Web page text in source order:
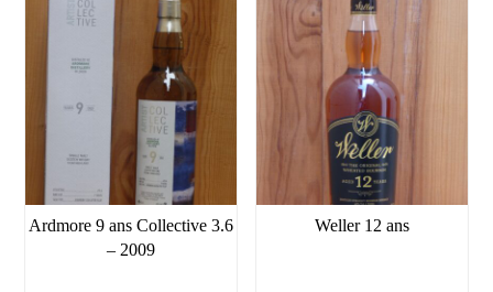
Ardmore 9 ans Collective 3.6
– 2009
Weller 12 ans